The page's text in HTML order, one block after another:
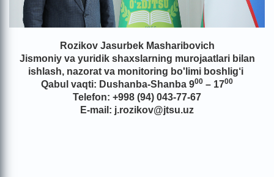
Rozikov Jasurbek Masharibovich
Jismoniy va yuridik shaxslarning murojaatlari bilan
ishlash, nazorat va monitoring bo'limi boshlig‘i
Qabul vaqti: Dushanba-Shanba 900 – 1700
Telefon: +998 (94) 043-77-67
E-mail: j.rozikov@jtsu.uz